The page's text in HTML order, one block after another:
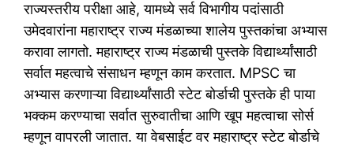
राज्यस्तरीय परीक्षा आहे, यामध्ये सर्व विभागीय पदांसाठी
उमेदवारांना महाराष्ट्र राज्य मंडळाच्या शालेय पुस्तकांचा अभ्यास
करावा लागतो. महाराष्ट्र राज्य मंडळाची पुस्तके विद्यार्थ्यांसाठी
सर्वात महत्वाचे संसाधन म्हणून काम करतात. MPSC चा
अभ्यास करणाऱ्या विद्यार्थ्यांसाठी स्टेट बोर्डाची पुस्तके ही पाया
भक्कम करण्याचा सर्वात सुरुवातीचा आणि खूप महत्वाचा सोर्स
म्हणून वापरली जातात. या वेबसाईट वर महाराष्ट्र स्टेट बोर्डाचे